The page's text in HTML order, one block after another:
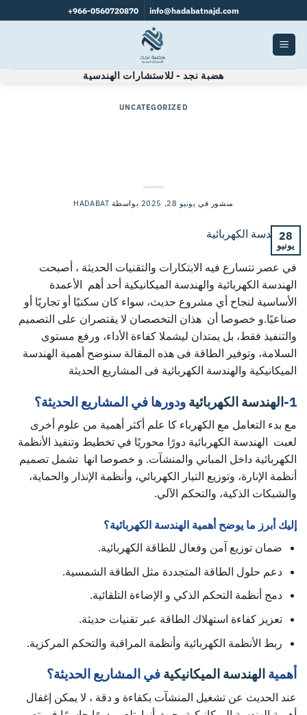
info@hadabatnajd.com
966-0560720870+
هضبة نجد - للاستشارات الهندسية
UNCATEGORIZED
منشور في يونيو 28, 2025 بواسطة HADABAT
28
يونيو
في عصر تتسارع فيه الابتكارات والتقنيات الحديثة ، أصبحت
الهندسة الكهربائية والهندسة الميكانيكية أحد أهم الأعمدة
الأساسية لنجاح أي مشروع حديث، سواء كان سكنيًا أو تجاريًا أو
صناعيًا.و خصوصا أن هذان التخصصان لا يقتصران على التصميم
والتنفيذ فقط، بل يمتدان ليشملا كفاءة الأداء، ورفع مستوى
السلامة، وتوفير الطاقة فى هذه المقالة سنوضح أهمية الهندسة
الميكانيكية والهندسة الكهربائية فى المشاريع الحديثة
1- الهندسة الكهربائية ودورها في المشاريع الحديثة؟
مع بدء التعامل مع الكهرباء كا علم أكثر أهمية من علوم أخرى
لعبت الهندسة الكهربائية دورًا محوريًا في تخطيط وتنفيذ الأنظمة
الكهربائية داخل المباني والمنشآت. و خصوصا انها تشمل تصميم
أنظمة الإنارة، وتوزيع التيار الكهربائي، وأنظمة الإنذار والحماية،
والشبكات الذكية، والتحكم الآلي.
إليك أبرز ما يوضح أهمية الهندسة الكهربائية؟
ضمان توزيع آمن وفعال للطاقة الكهربائية.
دعم حلول الطاقة المتجددة مثل الطاقة الشمسية.
دمج أنظمة التحكم الذكي و الإضاءة التلقائية.
تعزيز كفاءة استهلاك الطاقة عبر تقنيات حديثة.
ربط الأنظمة الكهربائية وأنظمة المراقبة والتحكم المركزية.
أهمية الهندسة الميكانيكية في المشاريع الحديثة؟
عند الحديث عن تشغيل المنشآت بكفاءة و دقة ، لا يمكن إغفال